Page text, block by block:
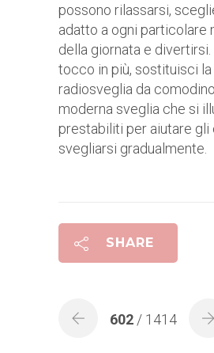
possono rilassarsi,
adatto a ogni particolare
della giornata e divertirsi.
tocco in più, sostituisci
radiosveglia da
moderna sveglia che si
prestabiliti per aiutare gli
svegliarsi gradualmente.
SHARE
602 / 1414